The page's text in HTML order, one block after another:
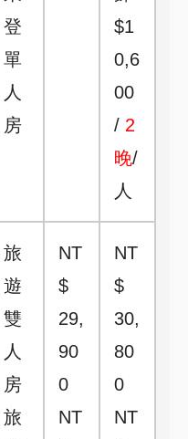
登
單
人
房
$1
0,6
00
/ 2
晚/
人
旅
遊
雙
人
房
旅
NT
$
29,
90
0
NT
NT
$
30,
80
0
NT